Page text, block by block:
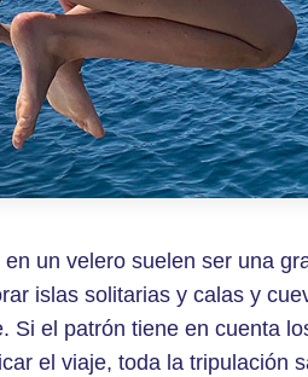
un velero suelen ser una
islas solitarias y calas y
Si el patrón tiene en cuenta
el viaje, toda la tripulación